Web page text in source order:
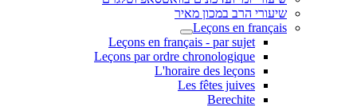
שיעורי הרב במכון מאיר
Leçons en français
Leçons en français - par sujet
Leçons par ordre chronologique
L'horaire des leçons
Les fêtes juives
Berechite